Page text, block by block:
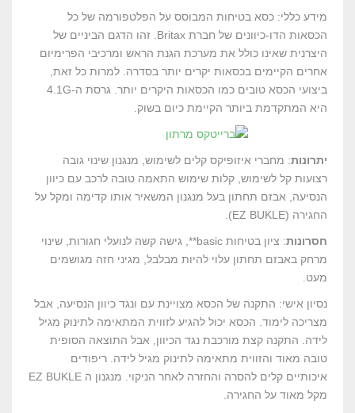
מידע כללי: כסא בטיחות המבוסס על הפלטפורמה של כל
הכסאות הדו-כיוונים של חברת Britax. זהו הדגם הביניים של
היצרנית שאינו כולל את מערכת הגנת הראש ומרכיבי הפרימיום
אחרים הקיימים בכסאות יקרים יותר בסדרה. למרות כל זאת,
ביצועי הכסא טובים כמו הכסאות היקרים יותר. גרסת ה-4.1G
היא המתקדמת ביותר הקיימת כיום בשוק.
יתרונות: מחברי איזופיקס קלים לשימוש, מנגנון שינוי גובה
רצועות קל לשימוש, קלות שימוש התאמה טובה לרכב עם כיוון
הנסיעה, אבזם תחתון בעל מנגנון המשאיר אותו קדימה ומקל על
החגירה (EZ BUKLE).
חסרונות
: ציון בטיחות basic**, גישה קשה לנועלי חגורות, שינוי
מרחק באבזם תחתון עלוי להיות מבלבל, מגיני חזה מגושמים
מעט.
נסיון אישי: התקנה של הכסא מצויינת עם ונגד כיוון הנסיעה, אבל
מצריכה לימוד. הכסא יכול להגיע לזווית המתאימה לתינוק מגיל
לידה. התקנה קצת מורכבת נגד הכיוון, אבל התוצאה הסופית
טובה מאוד והזווית מתאימה לתינוק מגיל לידה. ריפודים
איכותיים קלים להסרה והחזרה לאחר הניקוי. מנגנון ה EZ BUKLE
מקל מאוד על החגירה.